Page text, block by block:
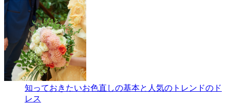
知っておきたいお色直しの基本と人気のトレンドのド
レス